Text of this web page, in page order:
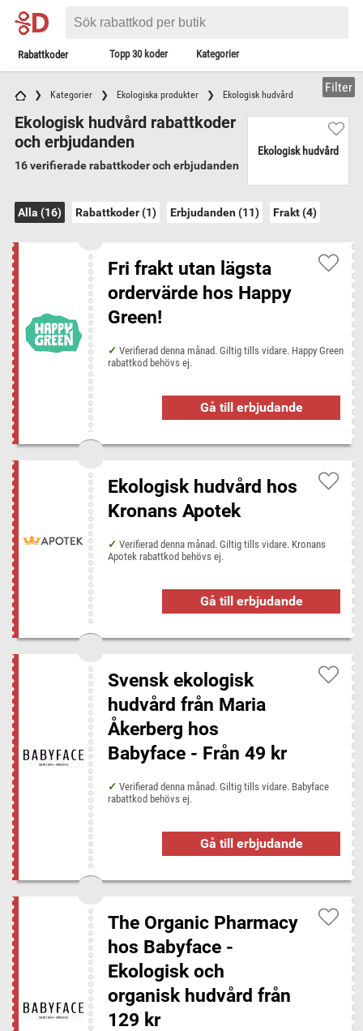
Rabattkoder Topp 30 koder Kategorier
Kategorier Ekologiska produkter Ekologisk hudvård
Ekologisk hudvård
Ekologisk hudvård rabattkoder
och erbjudanden
16 verifierade rabattkoder och erbjudanden
Alla (16) Rabattkoder (1) Erbjudanden (11) Frakt (4)
Fri frakt utan lägsta
ordervärde hos Happy
Green!
Verifierad denna månad. Giltig tills vidare. Happy Green
rabattkod behövs ej.
Gå till erbjudande
Ekologisk hudvård hos
Kronans Apotek
Verifierad denna månad. Giltig tills vidare. Kronans
Apotek rabattkod behövs ej.
Gå till erbjudande
Svensk ekologisk
hudvård från Maria
Åkerberg hos
Babyface - Från 49 kr
Verifierad denna månad. Giltig tills vidare. Babyface
rabattkod behövs ej.
Gå till erbjudande
The Organic Pharmacy
hos Babyface -
Ekologisk och
organisk hudvård från
129 kr
Filter